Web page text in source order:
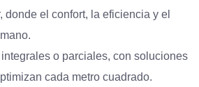
donde el confort, la eficiencia y el
o parciales, con soluciones
cada metro cuadrado.